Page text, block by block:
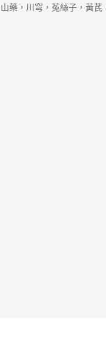
藥，川穹，菟絲子，黃